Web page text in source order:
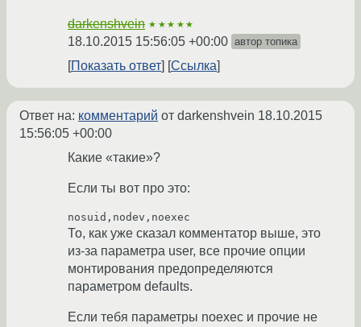
darkenshvein ★★★★★
18.10.2015 15:56:05 +00:00 автор топика
Показать ответ Ссылка
Ответ на: комментарий от darkenshvein 18.10.2015
15:56:05 +00:00
Какие «такие»?
Если ты вот про это:
То, как уже сказал комментатор выше, это
из-за параметра user, все прочие опции
монтирования предопределяются
параметром defaults.
Если тебя параметры noexec и прочие не